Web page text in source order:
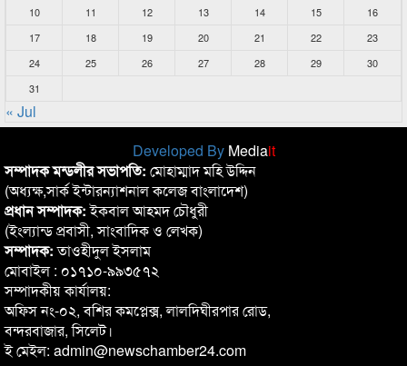
10
11 12 13 14 15
16
17
18 19 20 21 22
23
24
25 26 27 28 29
30
31
« Jul
Developed By Mediait
সম্পাদক মন্ডলীর সভাপতি: মোহাম্মাদ মহি উদ্দিন
(অধ্যক্ষ,সার্ক ইন্টারন্যাশনাল কলেজ বাংলাদেশ)
প্রধান সম্পাদক:ইকবাল আহমদ চৌধুরী
(ইংল্যান্ড প্রবাসী, সাংবাদিক ও লেখক)
সম্পাদক:তাওহীদুল ইসলাম
মোবাইল : ০১৭১০-৯৯৩৫৭২
সম্পাদকীয় কার্যালয়:
অফিস নং-০২, বশির কমপ্লেক্স, লালদিঘীরপার রোড,
বন্দরবাজার, সিলেট।
ই মেইল: admin@newschamber24.com